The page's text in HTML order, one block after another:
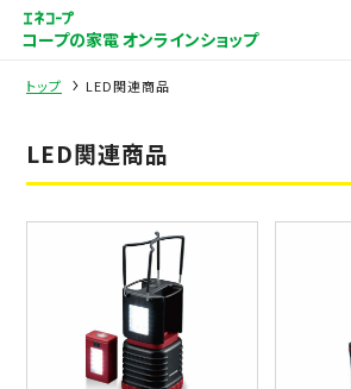
コープの家電 オンラインショップ
トップ LED関連商品
LED関連商品